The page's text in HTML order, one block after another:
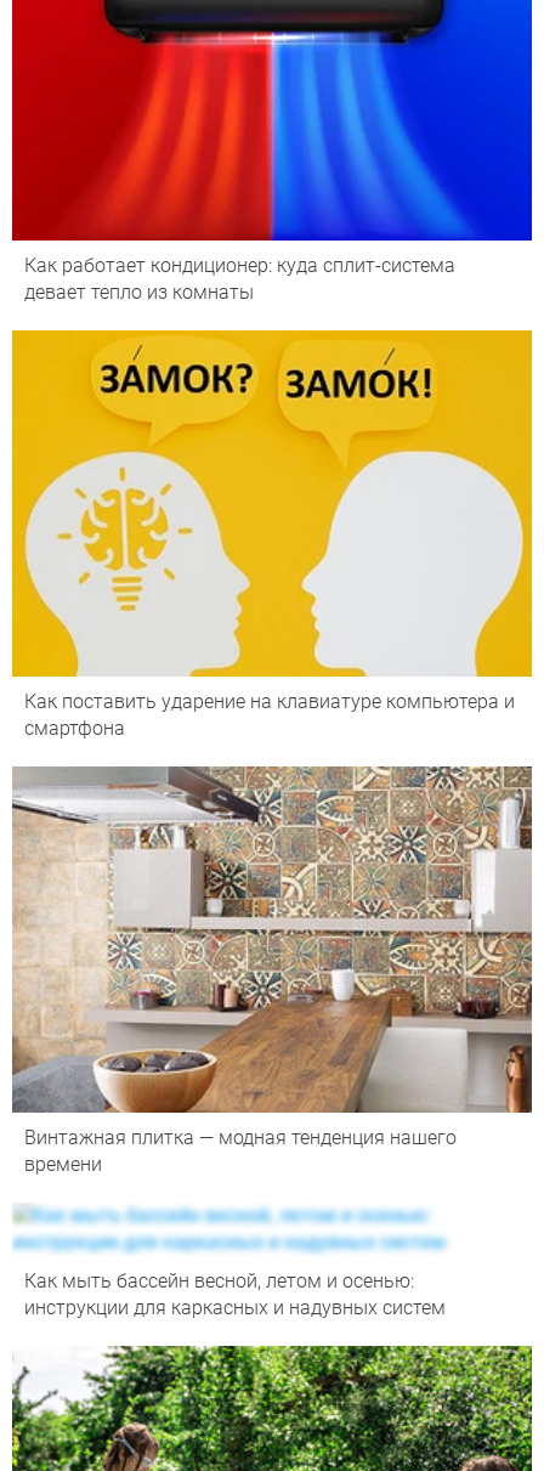
Как работает кондиционер: куда сплит-система
девает тепло из комнаты
Как поставить ударение на клавиатуре компьютера и
смартфона
Винтажная плитка — модная тенденция нашего
времени
Как мыть бассейн весной, летом и осенью:
инструкции для каркасных и надувных систем